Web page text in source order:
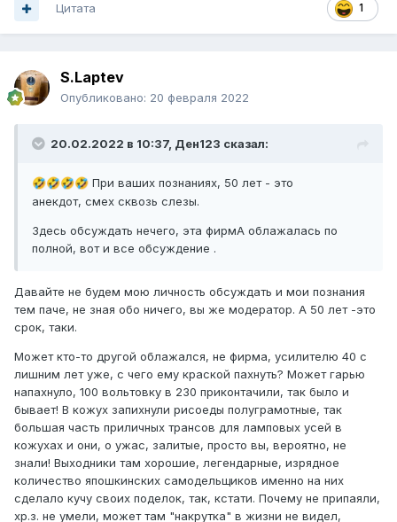
1
Цитата
S.Laptev
Опубликовано: 20 февраля 2022
20.02.2022 в 10:37, Ден123 сказал:
🤣🤣🤣🤣 При ваших познаниях, 50 лет - это
анекдот, смех сквозь слезы.
Здесь обсуждать нечего, эта фирмА облажалась по
полной, вот и все обсуждение .
Давайте не будем мою личность обсуждать и мои познания
тем паче, не зная обо ничего, вы же модератор. А 50 лет -это
срок, таки.
Может кто-то другой облажался, не фирма, усилителю 40 с
лишним лет уже, с чего ему краской пахнуть? Может гарью
напахнуло, 100 вольтовку в 230 приконтачили, так было и
бывает! В кожух запихнули рисоеды полуграмотные, так
большая часть приличных трансов для ламповых усей в
кожухах и они, о ужас, залитые, просто вы, вероятно, не
знали! Выходники там хорошие, легендарные, изрядное
количество япошкинских самодельщиков именно на них
сделало кучу своих поделок, так, кстати. Почему не припаяли,
хр.з. не умели, может там "накрутка" в жизни не видел,